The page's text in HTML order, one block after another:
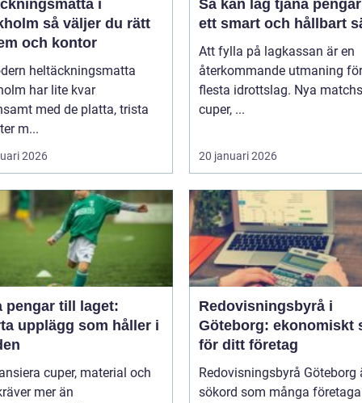
i
så väljer du rätt
och kontor
heltäckningsmatta
har lite kvar
med de platta, trista
m...
2026
Så kan lag tjäna
ett smart och hållbart
Att fylla på lagkassan är en
återkommande utmaning
flesta idrottslag. Nya
cuper, ...
20 januari 2026
pengar till laget:
upplägg som håller i
cuper, material och
mer än
Redovisningsbyrå i
Göteborg: ekonomiskt
för ditt företag
Redovisningsbyrå Göteborg
sökord som många